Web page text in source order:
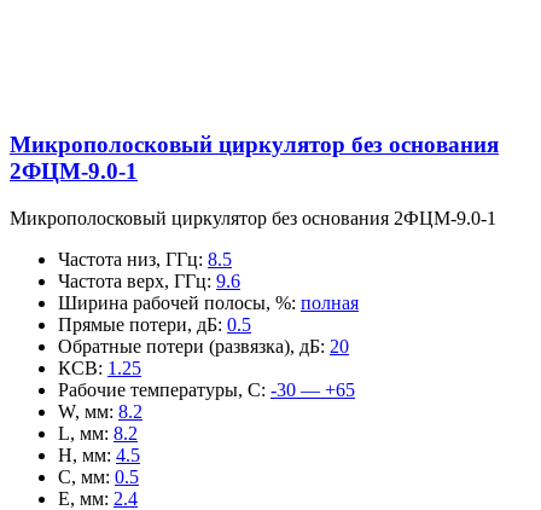
Микрополосковый циркулятор без основания
2ФЦМ-9.0-1
Микрополосковый циркулятор без основания 2ФЦМ-9.0-1
Частота низ, ГГц: 8.5
Частота верх, ГГц: 9.6
Ширина рабочей полосы, %: полная
Прямые потери, дБ: 0.5
Обратные потери (развязка), дБ: 20
КСВ: 1.25
Рабочие температуры, С: -30 — +65
W, мм: 8.2
L, мм: 8.2
H, мм: 4.5
C, мм: 0.5
E, мм: 2.4